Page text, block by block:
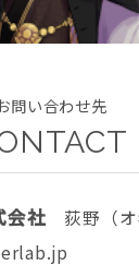
問い合わせ先
会社 荻野（オ